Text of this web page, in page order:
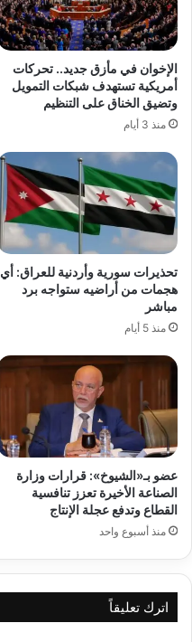
الإخوان في مأزق جديد.. تحركات
أمريكية تستهدف شبكات التمويل
وتضيق الخناق على التنظيم
منذ 3 أيام
تحذيرات سورية وأردنية للعراق: أي
هجمات من أراضيه ستواجه برد
مباشر
منذ 5 أيام
عضو بـ«الشيوخ»: قرارات وزارة
الصناعة الأخيرة تعزز تنافسية
القطاع وتدفع عجلة الإنتاج
منذ أسبوع واحد
اترك تعليقاً